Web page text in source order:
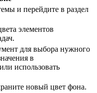
и перейдите в раздел
элементов
для выбора нужного
в
использовать
новый цвет фона.